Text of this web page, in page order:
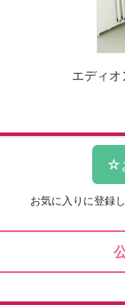
エディ
お気に入りに登録